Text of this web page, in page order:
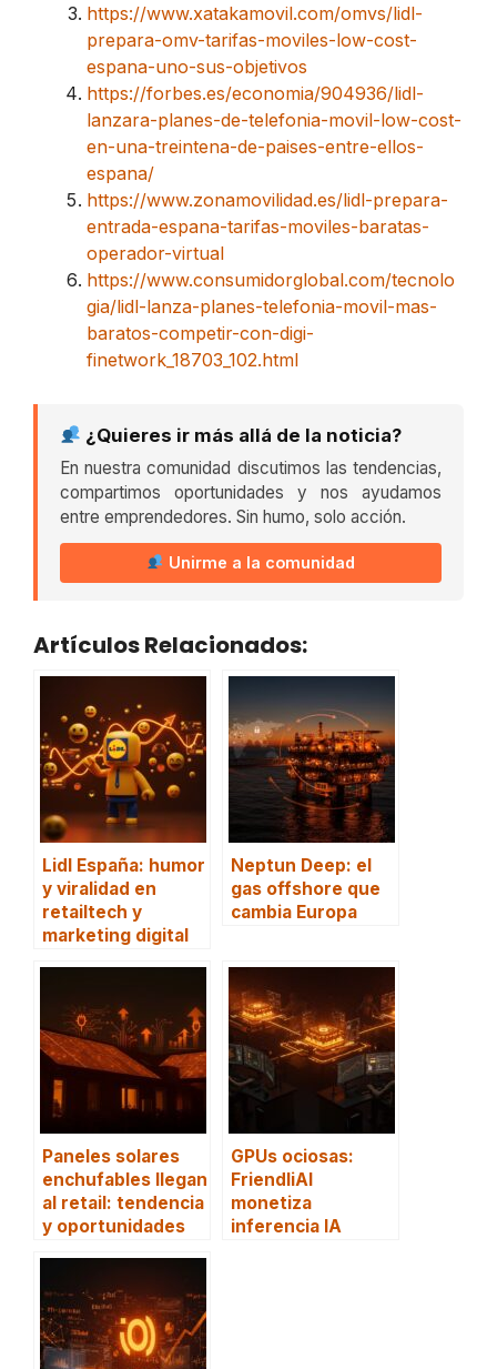
https://www.xatakamovil.com/omvs/lidl-
prepara-omv-tarifas-moviles-low-cost-
espana-uno-sus-objetivos
https://forbes.es/economia/904936/lidl-
lanzara-planes-de-telefonia-movil-low-cost-
en-una-treintena-de-paises-entre-ellos-
espana/
https://www.zonamovilidad.es/lidl-prepara-
entrada-espana-tarifas-moviles-baratas-
operador-virtual
https://www.consumidorglobal.com/tecnolo
gia/lidl-lanza-planes-telefonia-movil-mas-
baratos-competir-con-digi-
finetwork_18703_102.html
¿Quieres ir más allá de la noticia?
En nuestra comunidad discutimos las tendencias,
compartimos oportunidades y nos ayudamos
entre emprendedores. Sin humo, solo acción.
Unirme a la comunidad
Artículos Relacionados:
Lidl España: humor
y viralidad en
retailtech y
marketing digital
Neptun Deep: el
gas offshore que
cambia Europa
Paneles solares
enchufables llegan
al retail: tendencia
y oportunidades
GPUs ociosas:
FriendliAI
monetiza
inferencia IA